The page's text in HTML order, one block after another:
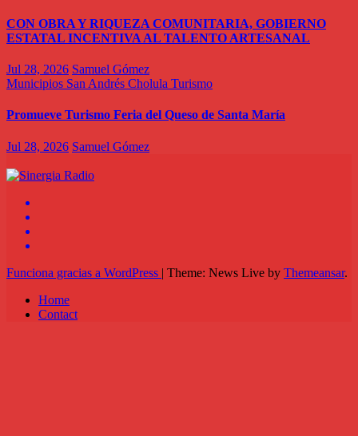
CON OBRA Y RIQUEZA COMUNITARIA, GOBIERNO
ESTATAL INCENTIVA AL TALENTO ARTESANAL
Jul 28, 2026 Samuel Gómez
Municipios San Andrés Cholula Turismo
Promueve Turismo Feria del Queso de Santa María
Jul 28, 2026 Samuel Gómez
Funciona gracias a WordPress | Theme: News Live by Themeansar.
Home
Contact